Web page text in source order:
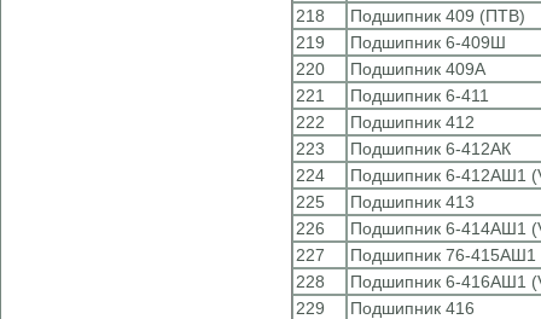
218
Подшипник 409 (ПТВ)
219
Подшипник 6-409Ш
220
Подшипник 409А
221
Подшипник 6-411
222
Подшипник 412
223
Подшипник 6-412АК
224
Подшипник 6-412АШ1
225
Подшипник 413
226
Подшипник 6-414АШ1
227
Подшипник 76-415АШ1
228
Подшипник 6-416АШ1
229
Подшипник 416